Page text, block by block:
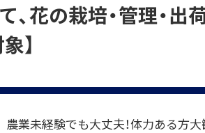
、花の栽培・管理・
】
農業未経験でも大丈夫！体力ある方大